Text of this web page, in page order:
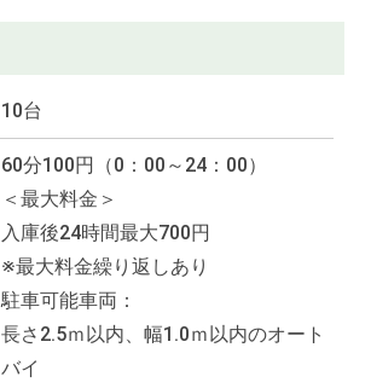
10台
60分100円（0：00～24：00）
＜最大料金＞
入庫後24時間最大700円
※最大料金繰り返しあり
駐車可能車両：
長さ2.5ｍ以内、幅1.0ｍ以内のオート
バイ